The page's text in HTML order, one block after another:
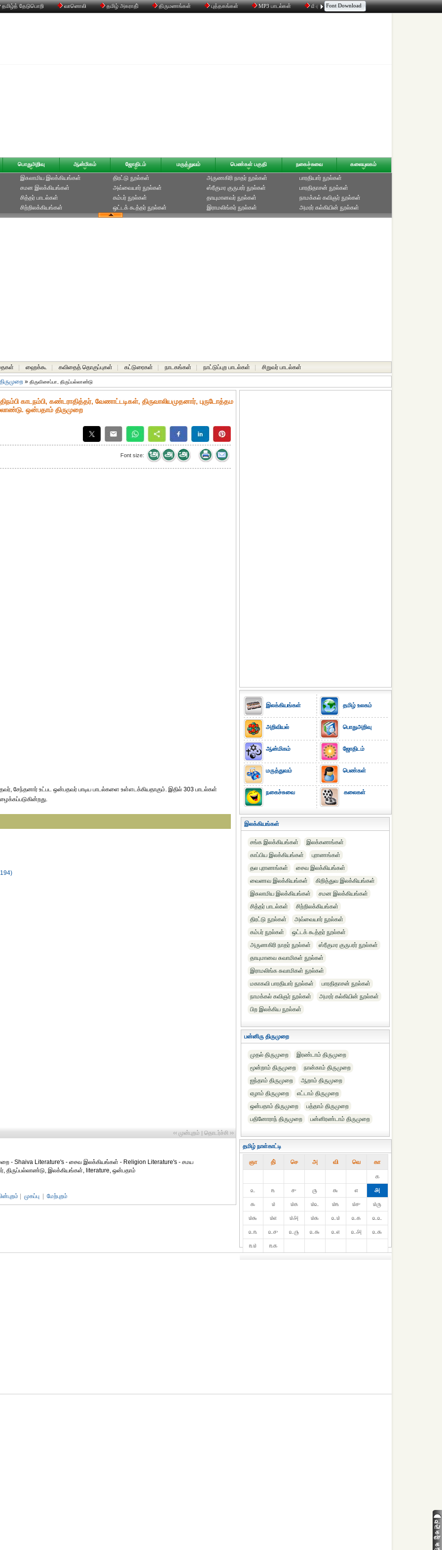
தமிழ்த் தேடுபொறி வானொலி தமிழ் அகராதி் திருமணங்கள் புத்தகங்கள் MP3 பாடல்கள் மின்னஞ்சல் திரட்டி உரையாடல்
Font Download
பொதுஅறிவு ஆன்மிகம் ஜோதிடம் மருத்துவம் பெண்கள் பகுதி நகைச்சுவை கலையுலகம்
இசுலாமிய இலக்கியங்கள்
சமன இலக்கியங்கள்
சித்தர் பாடல்கள்
சிற்றிலக்கியங்கள்
திரட்டு நூல்கள்
அவ்வையார் நூல்கள்
கம்பர் நூல்கள்
ஒட்டக் கூத்தர் நூல்கள்
அருணகிரி நாதர் நூல்கள்
ஸ்ரீகுமர குருபரர் நூல்கள்
தாயுமானவர் நூல்கள்
இராமலிங்கர் நூல்கள்
பாரதியார் நூல்கள்
பாரதிதாசன் நூல்கள்
நாமக்கல் கவிஞர் நூல்கள்
அமரர் கல்கியின் நூல்கள்
ஹைக்கூ கவிதைத் தொகுப்புகள் கட்டுரைகள் நாடகங்கள் நாட்டுப்புற பாடல்கள் சிறுவர் பாடல்கள்
» திருவிசைப்பா, திருப்பல்லாண்டு
காடநம்பி, கண்டராதித்தர், வேணாட்டடிகள், திருவாலியமுதனார், புருடோத்தம
ஒன்பதாம் திருமுறை
Font size:
சேந்தனார் உட்பட ஒன்பதவர் பாடிய பாடல்களை உள்ளடக்கியதாகும். இதில் 303 பாடல்கள்
‹‹ முன்புறம் | தொடர்ச்சி ››
- Shaiva Literature's - சைவ இலக்கியங்கள் - Religion Literature's - சமய
திருப்பல்லாண்டு, இலக்கியங்கள், literature, ஒன்பதாம்
முகப்பு மேற்புறம்
இலக்கியங்கள்
அறிவியல்
ஆன்மிகம்
மருத்துவம்
நகைச்சுவை
தமிழ் உலகம்
பொதுஅறிவு
ஜோதிடம்
பெண்கள்
கலைகள்
இலக்கியங்கள்
சங்க இலக்கியங்கள்
இலக்கணங்கள்
காப்பிய இலக்கியங்கள்
புராணங்கள்
தல புராணங்கள்
சைவ இலக்கியங்கள்
வைணவ இலக்கியங்கள்
கிறித்துவ இலக்கியங்கள்
இசுலாமிய இலக்கியங்கள்
சமன இலக்கியங்கள்
சித்தர் பாடல்கள்
சிற்றிலக்கியங்கள்
திரட்டு நூல்கள்
அவ்வையார் நூல்கள்
கம்பர் நூல்கள்
ஒட்டக் கூத்தர் நூல்கள்
அருணகிரி நாதர் நூல்கள்
ஸ்ரீகுமர குருபரர் நூல்கள்
தாயுமானவ சுவாமிகள் நூல்கள்
இராமலிங்க சுவாமிகள் நூல்கள்
மகாகவி பாரதியார் நூல்கள்
பாரதிதாசன் நூல்கள்
நாமக்கல் கவிஞர் நூல்கள்
அமரர் கல்கியின் நூல்கள்
பிற இலக்கிய நூல்கள்
பன்னிரு திருமுறை
முதல் திருமுறை
இரண்டாம் திருமுறை
மூன்றாம் திருமுறை
நான்காம் திருமுறை
ஐந்தாம் திருமுறை
ஆறாம் திருமுறை
ஏழாம் திருமுறை
எட்டாம் திருமுறை
ஒன்பதாம் திருமுறை
பத்தாம் திருமுறை
பதினோராந் திருமுறை
பன்னிரண்டாம் திருமுறை
தமிழ் நாள்காட்டி
ஞா தி் செ அ வி வெ கா
௧
௨
௩ ௪ ௫ ௬ ௭
௮
௯
௰ ௰௧ ௰௨ ௰௩ ௰௪
௰௫
௰௬
௰௭ ௰௮ ௰௯ ௨௰ ௨௧
௨௨
௨௩
௨௪ ௨௫ ௨௬ ௨௭ ௨௮
௨௯
௩௰
௩௧